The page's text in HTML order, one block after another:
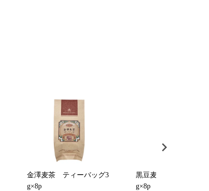
金澤麦茶 ティーバッグ3
g×8p
黒豆麦茶 ティーバッ
g×8p